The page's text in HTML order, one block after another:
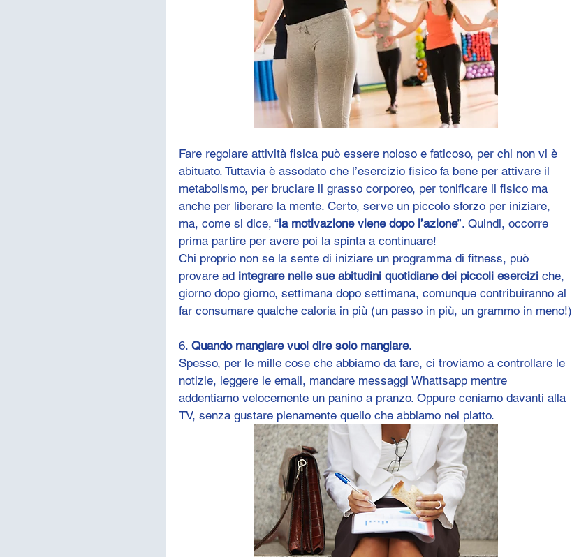
Fare regolare attività fisica può essere noioso e faticoso, per chi non vi è
abituato. Tuttavia è assodato che l’esercizio fisico fa bene per attivare il
metabolismo, per bruciare il grasso corporeo, per tonificare il fisico ma
anche per liberare la mente. Certo, serve un piccolo sforzo per iniziare,
ma, come si dice, “la motivazione viene dopo l’azione”. Quindi, occorre
prima partire per avere poi la spinta a continuare!
Chi proprio non se la sente di iniziare un programma di fitness, può
provare ad integrare nelle sue abitudini quotidiane dei piccoli esercizi che,
giorno dopo giorno, settimana dopo settimana, comunque contribuiranno al
far consumare qualche caloria in più (un passo in più, un grammo in meno!)
6. Quando mangiare vuol dire solo mangiare.
Spesso, per le mille cose che abbiamo da fare, ci troviamo a controllare le
notizie, leggere le email, mandare messaggi Whattsapp mentre
addentiamo velocemente un panino a pranzo. Oppure ceniamo davanti alla
TV, senza gustare pienamente quello che abbiamo nel piatto.